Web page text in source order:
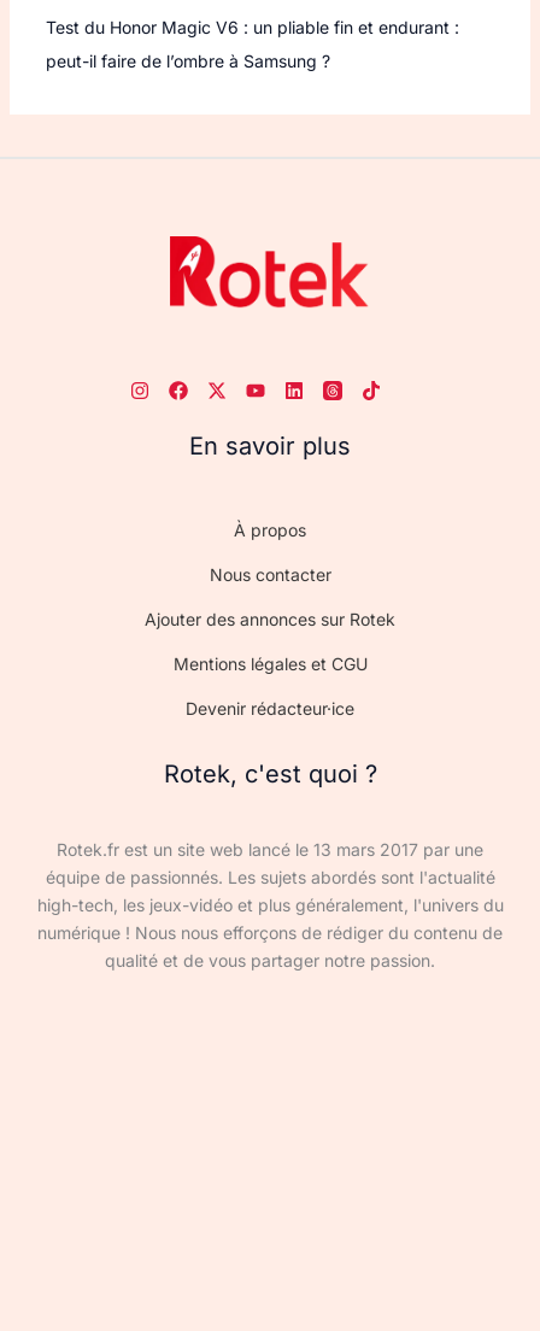
Test du Honor Magic V6 : un pliable fin et endurant :
peut-il faire de l’ombre à Samsung ?
En savoir plus
À propos
Nous contacter
Ajouter des annonces sur Rotek
Mentions légales et CGU
Devenir rédacteur·ice
Rotek, c'est quoi ?
Rotek.fr est un site web lancé le 13 mars 2017 par une
équipe de passionnés. Les sujets abordés sont l'actualité
high-tech, les jeux-vidéo et plus généralement, l'univers du
numérique ! Nous nous efforçons de rédiger du contenu de
qualité et de vous partager notre passion.